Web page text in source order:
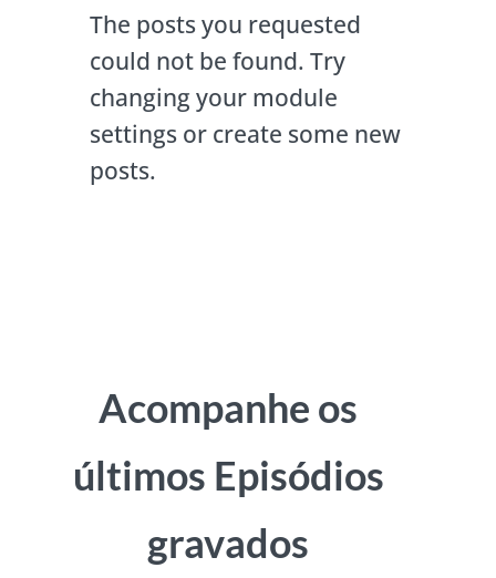
The posts you requested
could not be found. Try
changing your module
settings or create some new
posts.
Acompanhe os
últimos Episódios
gravados